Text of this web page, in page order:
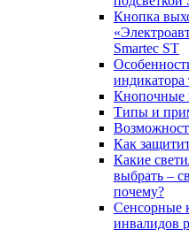
Кнопка
Smartec ST
индикатора
Кнопочные
Типы и
Как
Какие
выбрать –
почему?
Сенсорные
инвалидов